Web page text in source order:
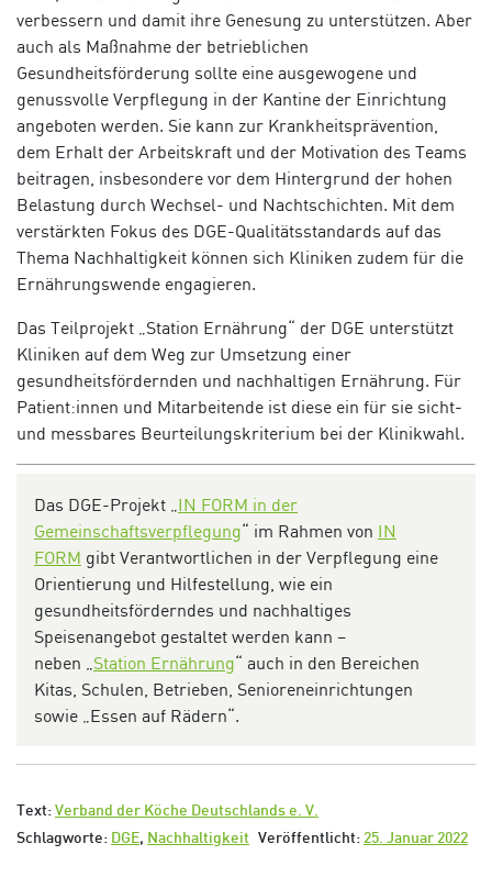
verbessern und damit ihre Genesung zu unterstützen. Aber
auch als Maßnahme der betrieblichen
Gesundheitsförderung sollte eine ausgewogene und
genussvolle Verpflegung in der Kantine der Einrichtung
angeboten werden. Sie kann zur Krankheitsprävention,
dem Erhalt der Arbeitskraft und der Motivation des Teams
beitragen, insbesondere vor dem Hintergrund der hohen
Belastung durch Wechsel- und Nachtschichten. Mit dem
verstärkten Fokus des DGE-Qualitätsstandards auf das
Thema Nachhaltigkeit können sich Kliniken zudem für die
Ernährungswende engagieren.
Das Teilprojekt „Station Ernährung“ der DGE unterstützt
Kliniken auf dem Weg zur Umsetzung einer
gesundheitsfördernden und nachhaltigen Ernährung. Für
Patient:innen und Mitarbeitende ist diese ein für sie sicht-
und messbares Beurteilungskriterium bei der Klinikwahl.
Das DGE-Projekt „ IN FORM in der
Gemeinschaftsverpflegung“ im Rahmen von IN
FORM gibt Verantwortlichen in der Verpflegung eine
Orientierung und Hilfestellung, wie ein
gesundheitsförderndes und nachhaltiges
Speisenangebot gestaltet werden kann –
neben „ Station Ernährung“ auch in den Bereichen
Kitas, Schulen, Betrieben, Senioreneinrichtungen
sowie „Essen auf Rädern“.
Text: Verband der Köche Deutschlands e. V.
Schlagworte: DGE, Nachhaltigkeit Veröffentlicht: 25. Januar 2022